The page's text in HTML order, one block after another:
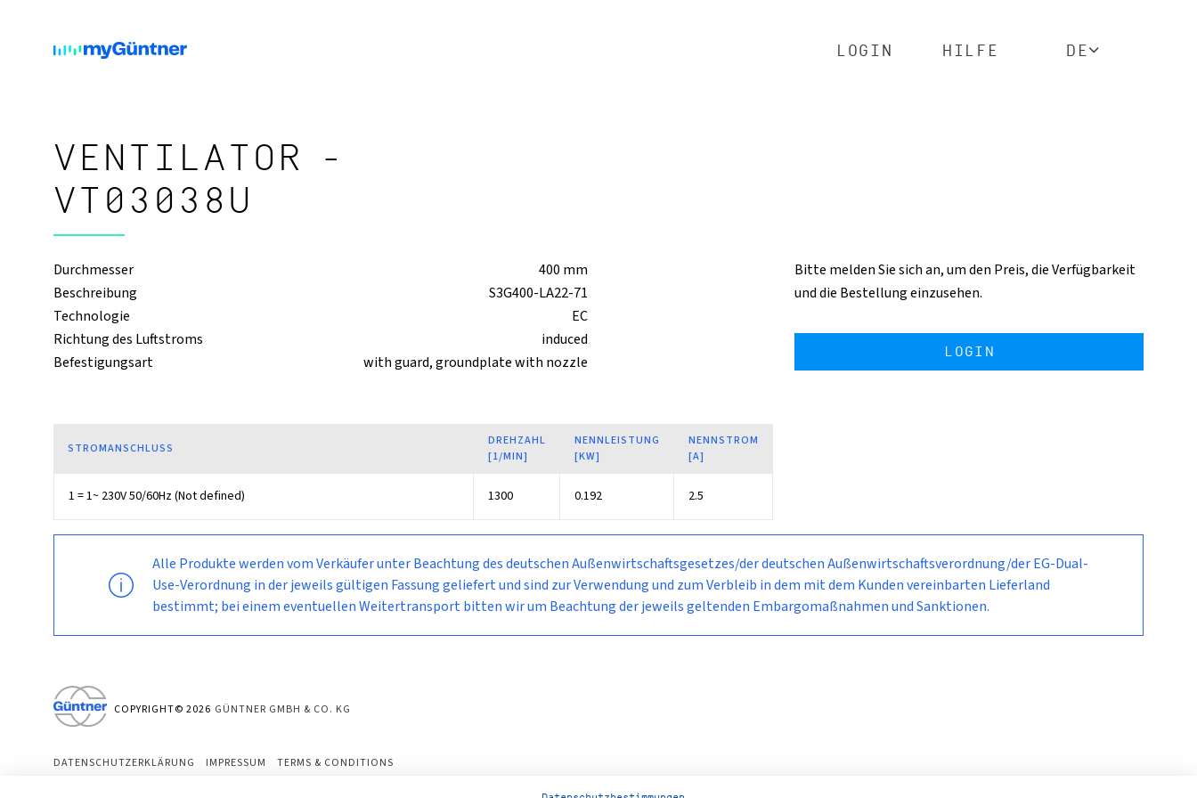
LOGIN HILFE DE
VENTILATOR -
VT03038U
Durchmesser
400 mm
Beschreibung
S3G400-LA22-71
Technologie
EC
Richtung des Luftstroms
induced
Befestigungsart
with guard, groundplate with nozzle
Bitte melden Sie sich an, um den Preis, die Verfügbarkeit
und die Bestellung einzusehen.
LOGIN
STROMANSCHLUSS
DREHZAHL
[1/MIN]
NENNLEISTUNG
[KW]
NENNSTROM
[A]
1 = 1~ 230V 50/60Hz (Not defined) 1300 0.192 2.5
Alle Produkte werden vom Verkäufer unter Beachtung des deutschen Außenwirtschaftsgesetzes/der deutschen Außenwirtschaftsverordnung/der EG-Dual-
Use-Verordnung in der jeweils gültigen Fassung geliefert und sind zur Verwendung und zum Verbleib in dem mit dem Kunden vereinbarten Lieferland
bestimmt; bei einem eventuellen Weitertransport bitten wir um Beachtung der jeweils geltenden Embargomaßnahmen und Sanktionen.
COPYRIGHT© 2026 GÜNTNER GMBH & CO. KG
DATENSCHUTZERKLÄRUNG IMPRESSUM TERMS & CONDITIONS